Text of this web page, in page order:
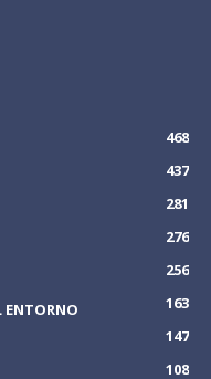
468
437
281
276
256
ENTORNO
163
147
108